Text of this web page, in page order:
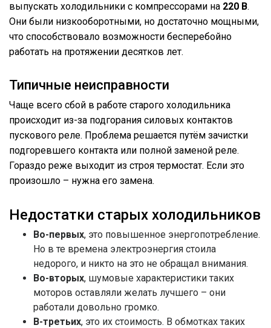
выпускать холодильники с компрессорами на 220 В.
Они были низкооборотными, но достаточно мощными,
что способствовало возможности бесперебойно
работать на протяжении десятков лет.
Типичные неисправности
Чаще всего сбой в работе старого холодильника
происходит из-за подгорания силовых контактов
пускового реле. Проблема решается путём зачистки
подгоревшего контакта или полной заменой реле.
Гораздо реже выходит из строя термостат. Если это
произошло – нужна его замена.
Недостатки старых холодильников
Во-первых, это повышенное энергопотребление.
Но в те времена электроэнергия стоила
недорого, и никто на это не обращал внимания.
Во-вторых, шумовые характеристики таких
моторов оставляли желать лучшего – они
работали довольно громко.
В-третьих, это их стоимость. В обмотках таких